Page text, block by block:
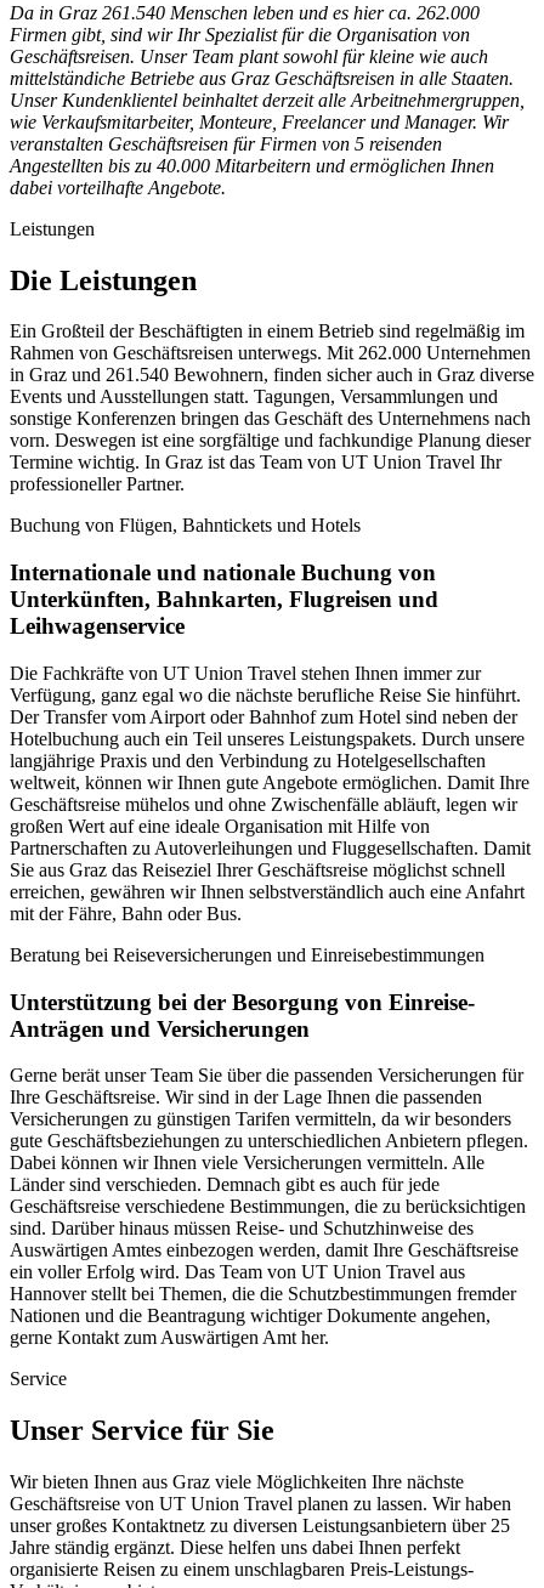
Da in Graz 261.540 Menschen leben und es hier ca. 262.000
Firmen gibt, sind wir Ihr Spezialist für die Organisation von
Geschäftsreisen. Unser Team plant sowohl für kleine wie auch
mittelständiche Betriebe aus Graz Geschäftsreisen in alle Staaten.
Unser Kundenklientel beinhaltet derzeit alle Arbeitnehmergruppen,
wie Verkaufsmitarbeiter, Monteure, Freelancer und Manager. Wir
veranstalten Geschäftsreisen für Firmen von 5 reisenden
Angestellten bis zu 40.000 Mitarbeitern und ermöglichen Ihnen
dabei vorteilhafte Angebote.
Leistungen
Die Leistungen
Ein Großteil der Beschäftigten in einem Betrieb sind regelmäßig im
Rahmen von Geschäftsreisen unterwegs. Mit 262.000 Unternehmen
in Graz und 261.540 Bewohnern, finden sicher auch in Graz diverse
Events und Ausstellungen statt. Tagungen, Versammlungen und
sonstige Konferenzen bringen das Geschäft des Unternehmens nach
vorn. Deswegen ist eine sorgfältige und fachkundige Planung dieser
Termine wichtig. In Graz ist das Team von UT Union Travel Ihr
professioneller Partner.
Buchung von Flügen, Bahntickets und Hotels
Internationale und nationale Buchung von
Unterkünften, Bahnkarten, Flugreisen und
Leihwagenservice
Die Fachkräfte von UT Union Travel stehen Ihnen immer zur
Verfügung, ganz egal wo die nächste berufliche Reise Sie hinführt.
Der Transfer vom Airport oder Bahnhof zum Hotel sind neben der
Hotelbuchung auch ein Teil unseres Leistungspakets. Durch unsere
langjährige Praxis und den Verbindung zu Hotelgesellschaften
weltweit, können wir Ihnen gute Angebote ermöglichen. Damit Ihre
Geschäftsreise mühelos und ohne Zwischenfälle abläuft, legen wir
großen Wert auf eine ideale Organisation mit Hilfe von
Partnerschaften zu Autoverleihungen und Fluggesellschaften. Damit
Sie aus Graz das Reiseziel Ihrer Geschäftsreise möglichst schnell
erreichen, gewähren wir Ihnen selbstverständlich auch eine Anfahrt
mit der Fähre, Bahn oder Bus.
Beratung bei Reiseversicherungen und Einreisebestimmungen
Unterstützung bei der Besorgung von Einreise-
Anträgen und Versicherungen
Gerne berät unser Team Sie über die passenden Versicherungen für
Ihre Geschäftsreise. Wir sind in der Lage Ihnen die passenden
Versicherungen zu günstigen Tarifen vermitteln, da wir besonders
gute Geschäftsbeziehungen zu unterschiedlichen Anbietern pflegen.
Dabei können wir Ihnen viele Versicherungen vermitteln. Alle
Länder sind verschieden. Demnach gibt es auch für jede
Geschäftsreise verschiedene Bestimmungen, die zu berücksichtigen
sind. Darüber hinaus müssen Reise- und Schutzhinweise des
Auswärtigen Amtes einbezogen werden, damit Ihre Geschäftsreise
ein voller Erfolg wird. Das Team von UT Union Travel aus
Hannover stellt bei Themen, die die Schutzbestimmungen fremder
Nationen und die Beantragung wichtiger Dokumente angehen,
gerne Kontakt zum Auswärtigen Amt her.
Service
Unser Service für Sie
Wir bieten Ihnen aus Graz viele Möglichkeiten Ihre nächste
Geschäftsreise von UT Union Travel planen zu lassen. Wir haben
unser großes Kontaktnetz zu diversen Leistungsanbietern über 25
Jahre ständig ergänzt. Diese helfen uns dabei Ihnen perfekt
organisierte Reisen zu einem unschlagbaren Preis-Leistungs-